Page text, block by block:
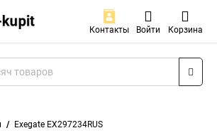
Контакты Войти Корзина
Exegate EX297234RUS